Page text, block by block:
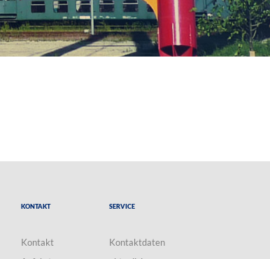
Kontakt
Kontakt
Service
Kontaktdaten